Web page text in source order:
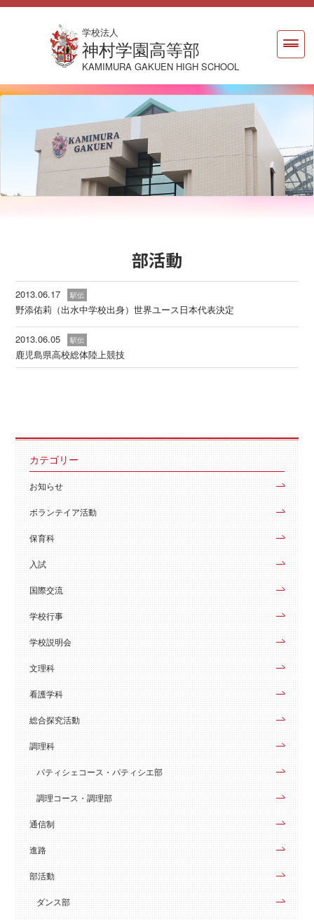
学校法人
神村学園高等部
KAMIMURA GAKUEN HIGH SCHOOL
部活動
2013.06.17 駅伝
野添佑莉（出水中学校出身）世界ユース日本代表決定
2013.06.05 駅伝
鹿児島県高校総体陸上競技
カテゴリー
お知らせ
ボランテイア活動
保育科
入試
国際交流
学校行事
学校説明会
文理科
看護学科
総合探究活動
調理科
パティシェコース・パティシエ部
調理コース・調理部
通信制
進路
部活動
ダンス部